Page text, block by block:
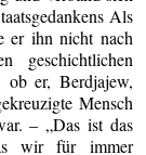
Als
er ihn nicht nach
geschichtlichen
ob er, Berdjajew,
Mensch
– „Das ist das
wir für immer